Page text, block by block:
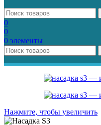
0
0
0 элементы
Нажмите, чтобы увеличить